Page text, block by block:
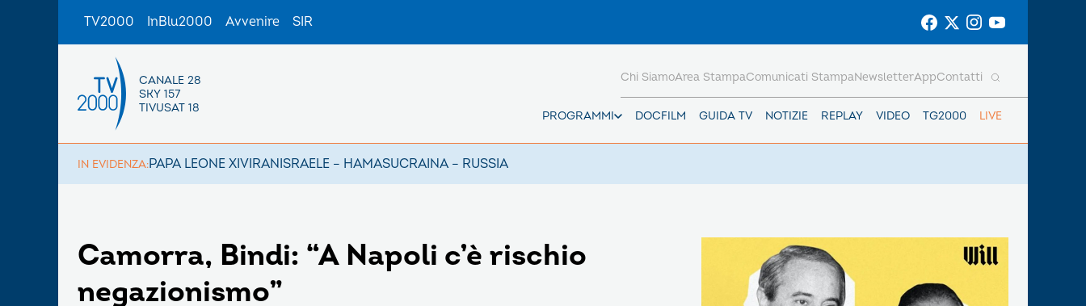
TV2000 InBlu2000 Avvenire SIR
CANALE 28
SKY 157
TIVUSAT 18
PROGRAMMI DOCFILM GUIDA TV NOTIZIE REPLAY VIDEO TG2000 LIVE
Chi SiamoArea StampaComunicati StampaNewsletterAppContatti
IN EVIDENZA:PAPA LEONE XIVIRANISRAELE – HAMASUCRAINA – RUSSIA
Camorra, Bindi: “A Napoli c’è rischio
negazionismo”